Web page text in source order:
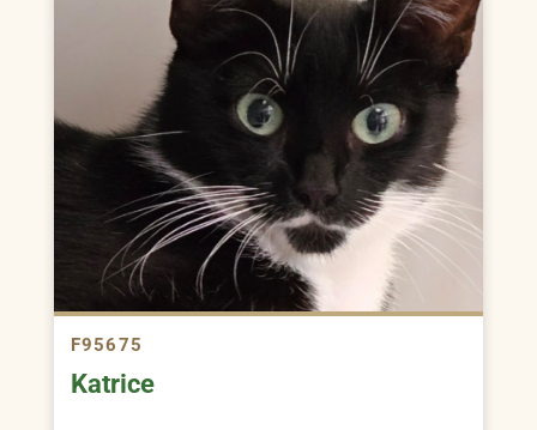
F95675
Katrice